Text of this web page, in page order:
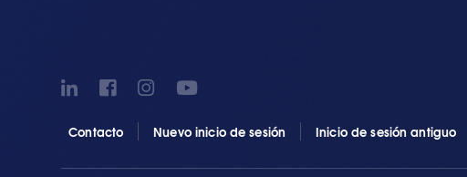
Contacto Nuevo inicio de sesión Inicio de sesión antiguo